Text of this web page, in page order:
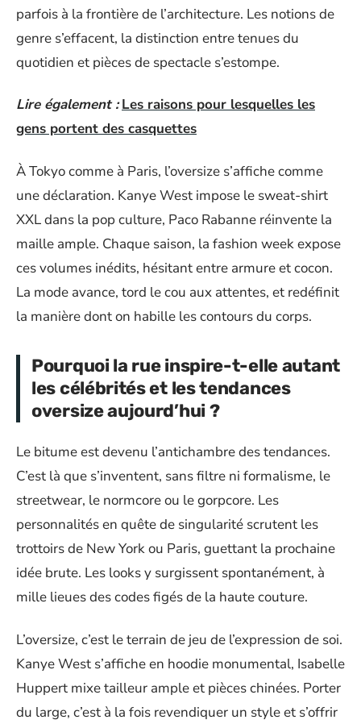
parfois à la frontière de l’architecture. Les notions de
genre s’effacent, la distinction entre tenues du
quotidien et pièces de spectacle s’estompe.
Lire également : Les raisons pour lesquelles les
gens portent des casquettes
À Tokyo comme à Paris, l’oversize s’affiche comme
une déclaration. Kanye West impose le sweat-shirt
XXL dans la pop culture, Paco Rabanne réinvente la
maille ample. Chaque saison, la fashion week expose
ces volumes inédits, hésitant entre armure et cocon.
La mode avance, tord le cou aux attentes, et redéfinit
la manière dont on habille les contours du corps.
Pourquoi la rue inspire-t-elle autant
les célébrités et les tendances
oversize aujourd’hui ?
Le bitume est devenu l’antichambre des tendances.
C’est là que s’inventent, sans filtre ni formalisme, le
streetwear, le normcore ou le gorpcore. Les
personnalités en quête de singularité scrutent les
trottoirs de New York ou Paris, guettant la prochaine
idée brute. Les looks y surgissent spontanément, à
mille lieues des codes figés de la haute couture.
L’oversize, c’est le terrain de jeu de l’expression de soi.
Kanye West s’affiche en hoodie monumental, Isabelle
Huppert mixe tailleur ample et pièces chinées. Porter
du large, c’est à la fois revendiquer un style et s’offrir